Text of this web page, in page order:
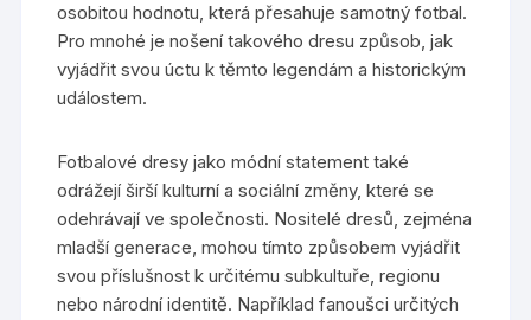
osobitou hodnotu, která přesahuje samotný fotbal.
Pro mnohé je nošení takového dresu způsob, jak
vyjádřit svou úctu k těmto legendám a historickým
událostem.
Fotbalové dresy jako módní statement také
odrážejí širší kulturní a sociální změny, které se
odehrávají ve společnosti. Nositelé dresů, zejména
mladší generace, mohou tímto způsobem vyjádřit
svou příslušnost k určitému subkultuře, regionu
nebo národní identitě. Například fanoušci určitých